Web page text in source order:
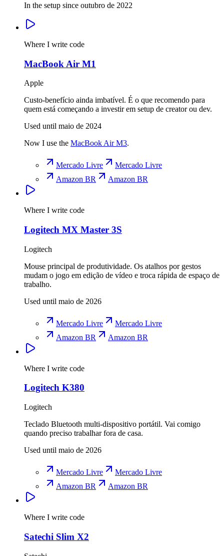
In the setup since outubro de 2022
Where I write code
MacBook Air M1
Apple
Custo-benefício ainda imbatível. É o que recomendo para
quem está começando a investir em setup de creator ou dev.
Used until maio de 2024
Now I use the MacBook Air M3.
Mercado Livre
Mercado Livre
Amazon BR
Amazon BR
Where I write code
Logitech MX Master 3S
Logitech
Mouse principal de produtividade. Os atalhos por gestos
mudam o jogo em edição de vídeo e troca rápida de espaço de
trabalho.
Used until maio de 2026
Mercado Livre
Mercado Livre
Amazon BR
Amazon BR
Where I write code
Logitech K380
Logitech
Teclado Bluetooth multi-dispositivo portátil. Vai comigo
quando preciso trabalhar fora de casa.
Used until maio de 2026
Mercado Livre
Mercado Livre
Amazon BR
Amazon BR
Where I write code
Satechi Slim X2